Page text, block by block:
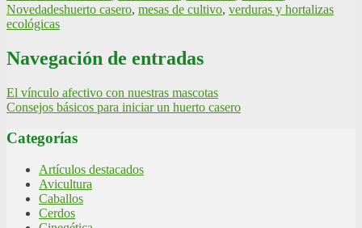
Novedadeshuerto casero, mesas de cultivo, verduras y hortalizas
ecológicas
Navegación de entradas
El vínculo afectivo con nuestras mascotas
Consejos básicos para iniciar un huerto casero
Categorías
Artículos destacados
Avicultura
Caballos
Cerdos